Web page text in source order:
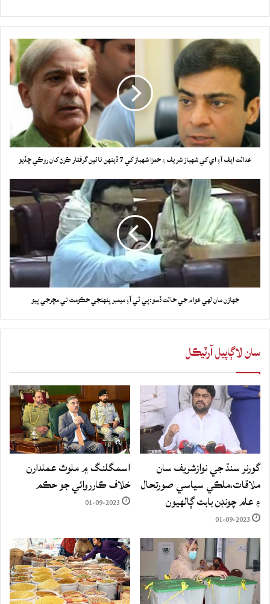
عدالت ايف آءِ اي کي شهباز شريف ۽ حمزا شهباز کي 7 ڏينهن تائين گرفتار ڪرڻ کان روڪي ڇڏيو
جهازن مان لهي عوام جي حالت ڏسو:پي ٽي آءِ ميمبر پنهنجي حڪومت تي مڇرجي پيو
سان لاڳاپيل آرٽيڪل
گورنر سنڌ جي نوازشريف سان
ملاقات،ملڪي سياسي صورتحال
۽ عام چونڊن بابت ڳالهيون
01-09-2023
اسمگلنگ ۾ ملوث عملدارن
خلاف ڪارروائي جو حڪم
01-09-2023